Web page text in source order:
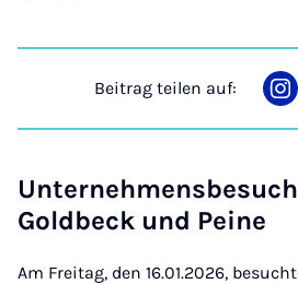
Beitrag teilen auf:
Goldbeck und Peine
Am Freitag, den 16.01.2026,